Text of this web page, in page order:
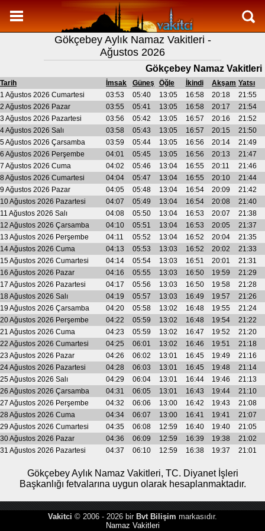
Namaz Vakitleri
Gökçebey Aylık Namaz Vakitleri
Gökçebey Ramazan imsakiyesi
Namaz Nasıl Kılınır?
Bilgi
İletişim
Gökçebey Aylık Namaz Vakitleri -
Ağustos 2026
Gökçebey Namaz Vakitleri
Tarih İmsak Güneş Öğle İkindi Akşam Yatsı
1 Ağustos 2026 Cumartesi
03:53 05:40 13:05 16:58 20:18
21:55
2 Ağustos 2026 Pazar
03:55 05:41 13:05 16:58 20:17
21:54
3 Ağustos 2026 Pazartesi
03:56 05:42 13:05 16:57 20:16
21:52
4 Ağustos 2026 Salı
03:58 05:43 13:05 16:57 20:15
21:50
5 Ağustos 2026 Çarsamba
03:59 05:44 13:05 16:56 20:14
21:49
6 Ağustos 2026 Perşembe
04:01 05:45 13:05 16:56 20:13
21:47
7 Ağustos 2026 Cuma
04:02 05:46 13:04 16:55 20:11
21:46
8 Ağustos 2026 Cumartesi
04:04 05:47 13:04 16:55 20:10
21:44
9 Ağustos 2026 Pazar
04:05 05:48 13:04 16:54 20:09
21:42
10 Ağustos 2026 Pazartesi
04:07 05:49 13:04 16:54 20:08
21:40
11 Ağustos 2026 Salı
04:08 05:50 13:04 16:53 20:07
21:38
12 Ağustos 2026 Çarsamba
04:10 05:51 13:04 16:53 20:05
21:37
13 Ağustos 2026 Perşembe
04:11 05:52 13:04 16:52 20:04
21:35
14 Ağustos 2026 Cuma
04:13 05:53 13:03 16:52 20:02
21:33
15 Ağustos 2026 Cumartesi
04:14 05:54 13:03 16:51 20:01
21:31
16 Ağustos 2026 Pazar
04:16 05:55 13:03 16:50 19:59
21:29
17 Ağustos 2026 Pazartesi
04:17 05:56 13:03 16:50 19:58
21:28
18 Ağustos 2026 Salı
04:19 05:57 13:03 16:49 19:57
21:26
19 Ağustos 2026 Çarsamba
04:20 05:58 13:02 16:48 19:55
21:24
20 Ağustos 2026 Perşembe
04:22 05:59 13:02 16:48 19:54
21:22
21 Ağustos 2026 Cuma
04:23 05:59 13:02 16:47 19:52
21:20
22 Ağustos 2026 Cumartesi
04:25 06:01 13:02 16:46 19:51
21:18
23 Ağustos 2026 Pazar
04:26 06:02 13:01 16:45 19:49
21:16
24 Ağustos 2026 Pazartesi
04:28 06:03 13:01 16:45 19:48
21:14
25 Ağustos 2026 Salı
04:29 06:04 13:01 16:44 19:46
21:13
26 Ağustos 2026 Çarsamba
04:31 06:05 13:01 16:43 19:44
21:10
27 Ağustos 2026 Perşembe
04:32 06:06 13:00 16:42 19:43
21:08
28 Ağustos 2026 Cuma
04:34 06:07 13:00 16:41 19:41
21:07
29 Ağustos 2026 Cumartesi
04:35 06:08 12:59 16:40 19:40
21:05
30 Ağustos 2026 Pazar
04:36 06:09 12:59 16:39 19:38
21:02
31 Ağustos 2026 Pazartesi
04:37 06:10 12:59 16:38 19:37 21:01
Gökçebey Aylık Namaz Vakitleri, TC. Diyanet İşleri
Başkanlığı fetvalarına uygun olarak hesaplanmaktadır.
Vakitci © 2006 - 2026 bir Bvt Bilişim markasıdır.
Namaz Vakitleri